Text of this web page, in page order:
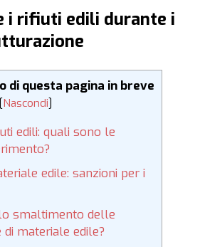
i rifiuti edili durante i
di questa pagina in breve
[Nascondi]
edili: quali sono le
edile: sanzioni per i
smaltimento delle
materiale edile?